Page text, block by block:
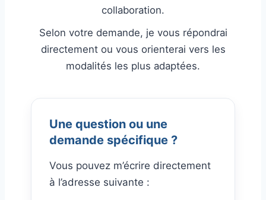
collaboration.
Selon votre demande, je vous répondrai
directement ou vous orienterai vers les
modalités les plus adaptées.
Une question ou une
demande spécifique ?
Vous pouvez m’écrire directement
à l’adresse suivante :